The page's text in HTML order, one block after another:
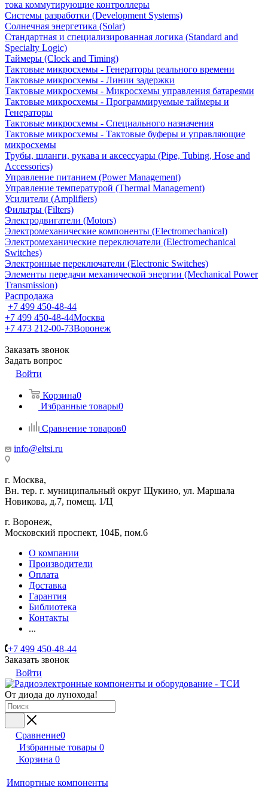
тока коммутирующие контроллеры
Системы разработки (Development Systems)
Солнечная энергетика (Solar)
Стандартная и специализированная логика (Standard and
Specialty Logic)
Таймеры (Clock and Timing)
Тактовые микросхемы - Генераторы реального времени
Тактовые микросхемы - Линии задержки
Тактовые микросхемы - Микросхемы управления батареями
Тактовые микросхемы - Программируемые таймеры и
Генераторы
Тактовые микросхемы - Специального назначения
Тактовые микросхемы - Тактовые буферы и управляющие
микросхемы
Трубы, шланги, рукава и аксессуары (Pipe, Tubing, Hose and
Accessories)
Управление питанием (Power Management)
Управление температурой (Thermal Management)
Усилители (Amplifiers)
Фильтры (Filters)
Электродвигатели (Motors)
Электромеханические компоненты (Electromechanical)
Электромеханические переключатели (Electromechanical
Switches)
Электронные переключатели (Electronic Switches)
Элементы передачи механической энергии (Mechanical Power
Transmission)
Распродажа
+7 499 450-48-44
+7 499 450-48-44Москва
+7 473 212-00-73Воронеж
Заказать звонок
Задать вопрос
Войти
Корзина0
Избранные товары0
Сравнение товаров0
info@eltsi.ru
г. Москва,
Вн. тер. г. муниципальный округ Щукино, ул. Маршала
Новикова, д.7, помещ. 1/Ц
г. Воронеж,
​Московский проспект, 104Б, пом.6
О компании
Производители
Оплата
Доставка
Гарантия
Библиотека
Контакты
...
+7 499 450-48-44
Заказать звонок
Войти
От диода до лунохода!
Сравнение0
Избранные товары 0
Корзина 0
Импортные компоненты